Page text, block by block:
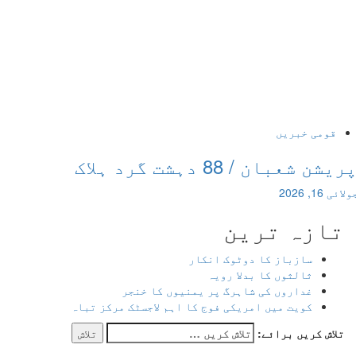
خبریں
/ 88 دہشت گرد ہلاک
ترین
سازباز کا دوٹوک انکار
ثالثوں کا بدلا رویہ
غداروں کی شاہرگ پر یمنیوں کا خنجر
کویت میں امریکی فوج کا اہم لاجسٹک مرکز تباہ
کریں برائے: